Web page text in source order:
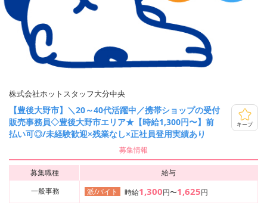
株式会社ホットスタッフ大分中央
【豊後大野市】＼20～40代活躍中／携帯ショップの受付
販売事務員◇豊後大野市エリア★【時給1,300円〜】前
払い可◎/未経験歓迎×残業なし×正社員登用実績あり
キープ
募集情報
募集職種
給与
一般事務
派/バイト 時給1,300円〜1,625円